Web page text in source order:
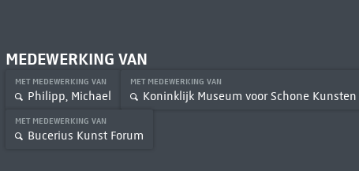
MEDEWERKING VAN
MET MEDEWERKING VAN
Philipp, Michael
MET MEDEWERKING VAN
Koninklijk Museum voor Schone Kunsten
MET MEDEWERKING VAN
Bucerius Kunst Forum